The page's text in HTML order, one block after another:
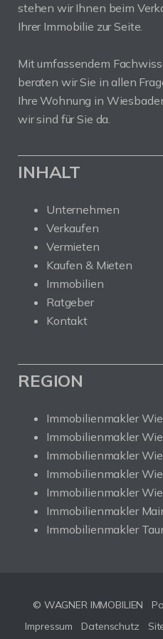
stehen wir Ihnen beim
Ihrer Immobilie zur Seite.
Mit umfassendem
beraten wir Sie in allen
Ihre Wohnung in
wir sind für Sie da.
INHALT
Unternehmen
Verkaufen
Vermieten
Kaufen & Mieten
Immobilien
Ratgeber
Kontakt
REGION
Immobilienmakler
Immobilienmakler
Immobilienmakler
Immobilienmakler
Immobilienmakler
Immobilienmakler
Immobilienmakler
© WAGNER IMMOBILIEN
Impressum
Datenschutz